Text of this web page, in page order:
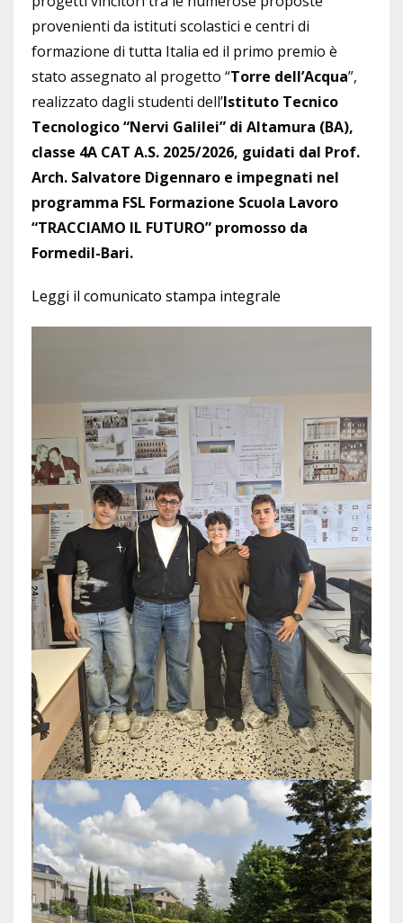
provenienti da istituti scolastici e centri di
formazione di tutta Italia ed il primo premio è
stato assegnato al progetto “Torre dell’Acqua”,
realizzato dagli studenti dell’Istituto Tecnico
Tecnologico “Nervi Galilei” di Altamura (BA),
classe 4A CAT A.S. 2025/2026, guidati dal Prof.
Arch. Salvatore Digennaro e impegnati nel
programma FSL Formazione Scuola Lavoro
“TRACCIAMO IL FUTURO” promosso da
Formedil-Bari.
Leggi il comunicato stampa integrale